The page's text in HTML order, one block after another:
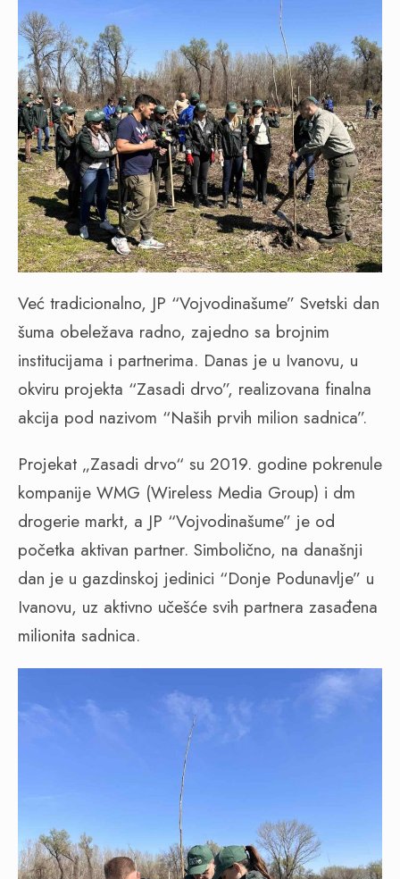
Već tradicionalno, JP “Vojvodinašume” Svetski dan
šuma obeležava radno, zajedno sa brojnim
institucijama i partnerima. Danas je u Ivanovu, u
okviru projekta “Zasadi drvo”, realizovana finalna
akcija pod nazivom “Naših prvih milion sadnica”.
Projekat „Zasadi drvo“ su 2019. godine pokrenule
kompanije WMG (Wireless Media Group) i dm
drogerie markt, a JP “Vojvodinašume” je od
početka aktivan partner. Simbolično, na današnji
dan je u gazdinskoj jedinici “Donje Podunavlje” u
Ivanovu, uz aktivno učešće svih partnera zasađena
milionita sadnica.